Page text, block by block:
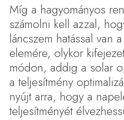
Míg a hagyományos
számolni kell azzal,
láncszem hatással van
elemére, olykor
módon, addig a solar
a teljesítmény
nyújt arra, hogy a
teljesítményét